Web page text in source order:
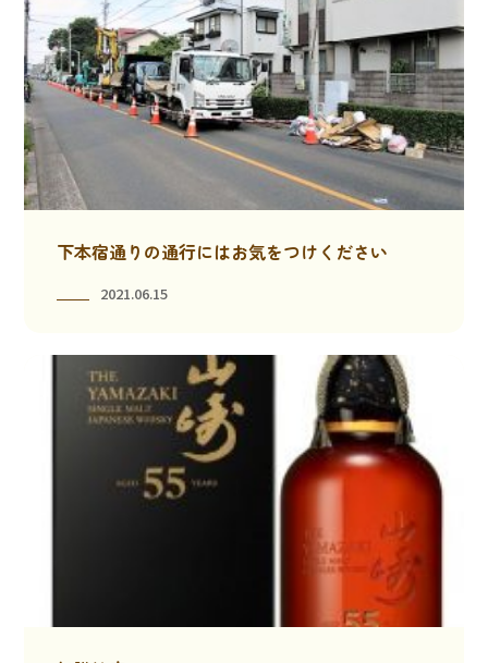
下本宿通りの通行にはお気をつけください
2021.06.15